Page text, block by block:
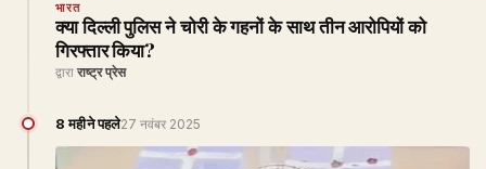
भारत
क्या दिल्ली पुलिस ने चोरी के गहनों के साथ तीन आरोपियों को
गिरफ्तार किया?
द्वारा राष्ट्र प्रेस
8 महीने पहले27 नवंबर 2025